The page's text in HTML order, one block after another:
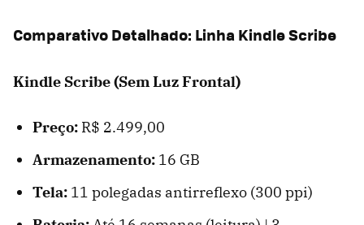
Comparativo Detalhado: Linha Kindle Scribe
Kindle Scribe (Sem Luz Frontal)
Preço: R$ 2.499,00
Armazenamento: 16 GB
Tela: 11 polegadas antirreflexo (300 ppi)